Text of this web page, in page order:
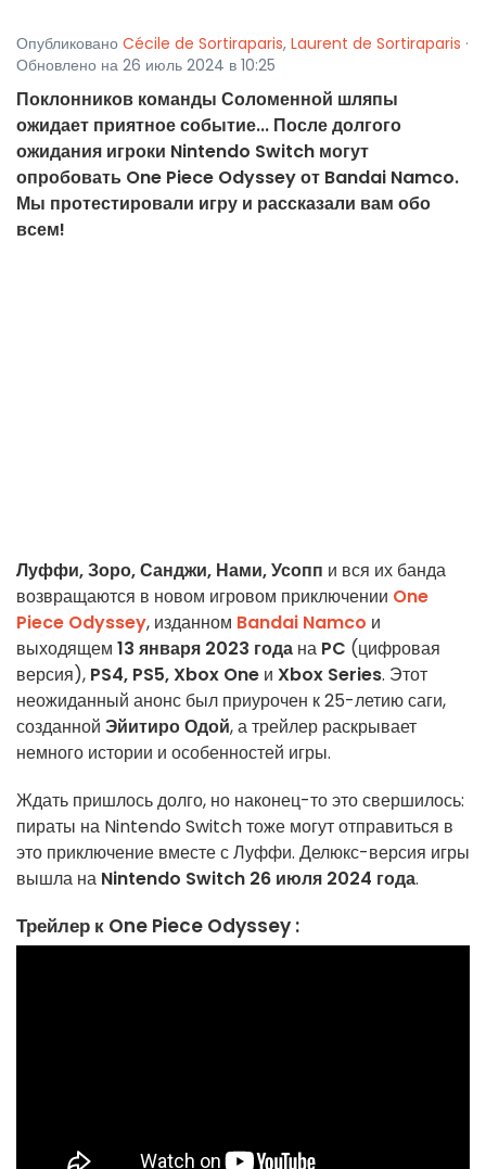
Опубликовано Cécile de Sortiraparis, Laurent de Sortiraparis ·
Обновлено на 26 июль 2024 в 10:25
Поклонников команды Соломенной шляпы
ожидает приятное событие... После долгого
ожидания игроки Nintendo Switch могут
опробовать One Piece Odyssey от Bandai Namco.
Мы протестировали игру и рассказали вам обо
всем!
Луффи, Зоро, Санджи, Нами, Усопп и вся их банда
возвращаются в новом игровом приключении One
Piece Odyssey, изданном Bandai Namco и
выходящем 13 января 2023 года на PC (цифровая
версия), PS4, PS5, Xbox One и Xbox Series. Этот
неожиданный анонс был приурочен к 25-летию саги,
созданной Эйитиро Одой, а трейлер раскрывает
немного истории и особенностей игры.
Ждать пришлось долго, но наконец-то это свершилось:
пираты на Nintendo Switch тоже могут отправиться в
это приключение вместе с Луффи. Делюкс-версия игры
вышла на Nintendo Switch 26 июля 2024 года.
Трейлер к One Piece Odyssey :